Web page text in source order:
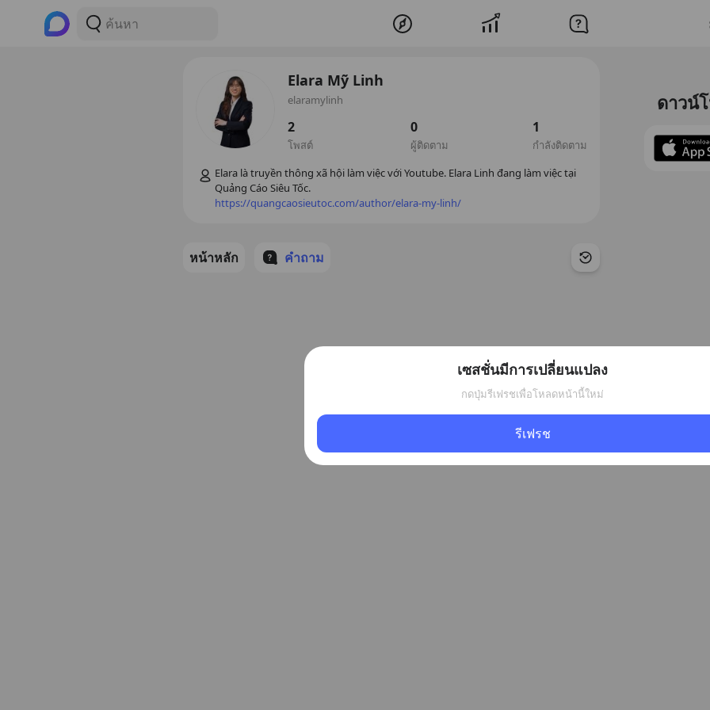
Elara Mỹ Linh
elaramylinh
2
โพสต์
0
ผู้ติดตาม
1
กำลังติดตาม
Elara là truyền thông xã hội làm việc với Youtube. Elara Linh đang làm việc tại
Quảng Cáo Siêu Tốc.
https://quangcaosieutoc.com/author/elara-my-linh/
หน้าหลัก คำถาม
ดาวน์
เซสชั่นมีการเปลี่ยนแปลง
กดปุ่มรีเฟรชเพื่อโหลดหน้านี้ใหม่
รีเฟรช